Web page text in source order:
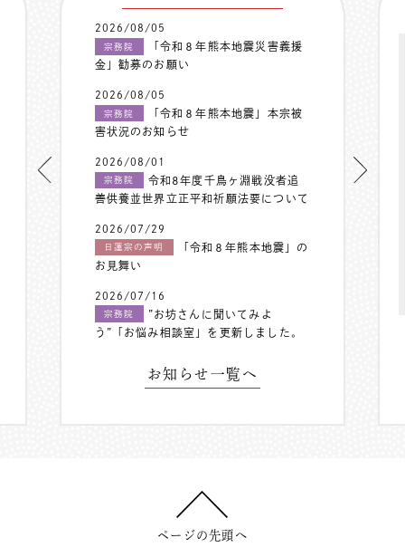
2026/08/05
宗務院
「令和８年熊本地震災害義援
金」勧募のお願い
2026/08/05
宗務院
「令和８年熊本地震」本宗被
害状況のお知らせ
2026/08/01
宗務院
令和8年度千鳥ヶ淵戦没者追
善供養並世界立正平和祈願法要について
2026/07/29
日蓮宗の声明
「令和８年熊本地震」の
お見舞い
2026/07/16
宗務院
”お坊さんに聞いてみよ
う”「お悩み相談室」を更新しました。
お知らせ一覧へ
ページの先頭へ